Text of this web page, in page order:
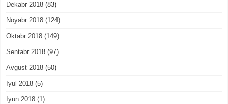
Dekabr 2018 (83)
Noyabr 2018 (124)
Oktabr 2018 (149)
Sentabr 2018 (97)
Avgust 2018 (50)
Iyul 2018 (5)
Iyun 2018 (1)